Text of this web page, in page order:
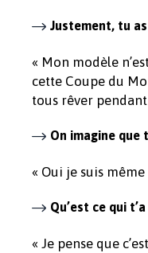
Justement, tu
« Mon modèle
cette Coupe du
tous rêver pendant
On imagine que
« Oui je suis
Qu’est ce qui
« Je pense que